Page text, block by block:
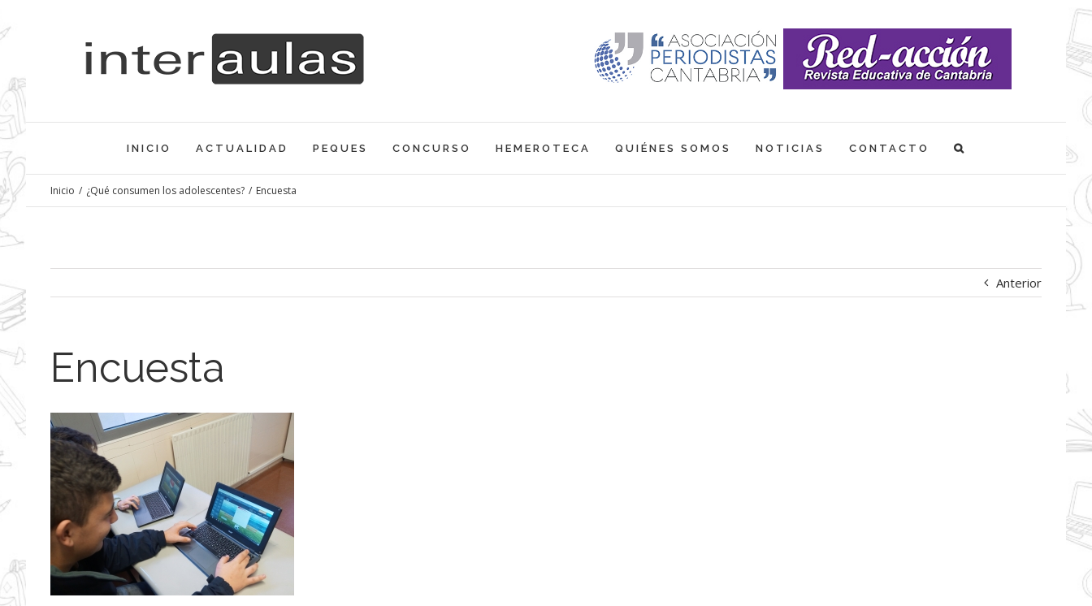
al
INICIO ACTUALIDAD PEQUES CONCURSO HEMEROTECA QUIÉNES SOMOS NOTICIAS CONTACTO
Inicio / ¿Qué consumen los adolescentes? / Encuesta
Anterior
Encuesta